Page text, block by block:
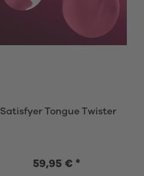
Satisfyer Tongue Twister
59,95 € *